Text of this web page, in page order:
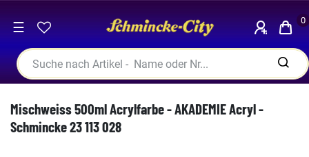
☰ 0
Mischweiss 500ml Acrylfarbe - AKADEMIE Acryl -
Schmincke 23 113 028